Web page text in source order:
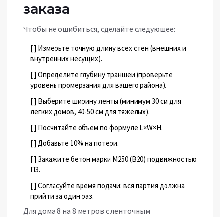
заказа
Чтобы не ошибиться, сделайте следующее:
[ ] Измерьте точную длину всех стен (внешних и
внутренних несущих).
[ ] Определите глубину траншеи (проверьте
уровень промерзания для вашего района).
[ ] Выберите ширину ленты (минимум 30 см для
легких домов, 40-50 см для тяжелых).
[ ] Посчитайте объем по формуле L×W×H.
[ ] Добавьте 10% на потери.
[ ] Закажите бетон марки М250 (В20) подвижностью
П3.
[ ] Согласуйте время подачи: вся партия должна
прийти за один раз.
Для дома 8 на 8 метров с ленточным